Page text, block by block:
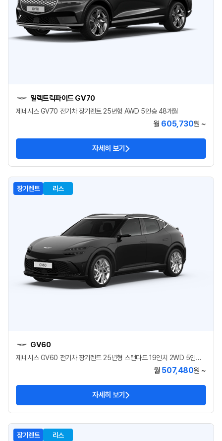
일렉트릭파이드 GV70
제네시스 GV70 전기차 장기렌트 25년형 AWD 5인승 48개월
월 605,730원 ~
자세히 보기
장기렌트 리스
GV60
제네시스 GV60 전기차 장기렌트 25년형 스탠다드 19인치 2WD 5인승 48개월
월 507,480원 ~
자세히 보기
장기렌트 리스